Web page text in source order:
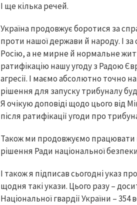
І ще кілька речей.
Україна продовжує боротися за
проти нашої держави й народу. І за
Росію, а не мирне й нормальне
ратифікацію нашу угоду з Радою
агресії. І маємо абсолютно точно
рішення для запуску трибуналу
Я очікую доповіді щодо цього від
після ратифікації угоди про
Також ми продовжуємо працювати
рішення Ради національної
І також я підписав сьогодні указ
щодня такі укази. Цього разу –
Національної гвардії України –